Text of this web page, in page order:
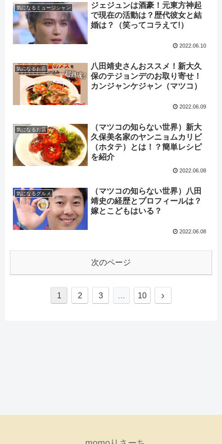
気になるミュージシャン
ジェジュンは酒豪！元東方神起
で現在の活動は？歴代彼女と結
婚は？（笑ってコラえて!）
2022.06.10
気になるお店
八田靖史さんおススメ！新大久
保のテジョンデのお取り寄せ！
カンジャンケジャン（マツコ）
2022.06.09
気になるお店
（マツコの知らない世界）新大
久保美名家のヤンニョムカリビ
（ホタテ）とは！？簡単レシピ
を紹介
2022.06.08
気になるグルメ
（マツコの知らない世界）八田
靖史の経歴とプロフィールは？
嫁とこどもはいる？
2022.06.08
次のページ
1 2 3 … 10